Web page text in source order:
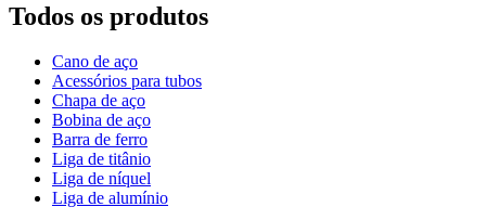
Todos os produtos
Cano de aço
Acessórios para tubos
Chapa de aço
Bobina de aço
Barra de ferro
Liga de titânio
Liga de níquel
Liga de alumínio